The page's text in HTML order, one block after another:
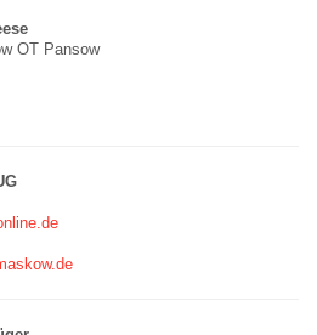
OT Pansow